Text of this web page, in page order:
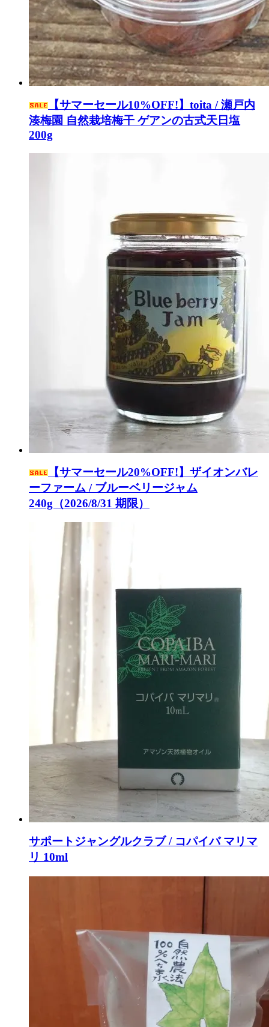
【サマーセール10%OFF!】toita / 瀬戸内
湊梅園 自然栽培梅干 ゲアンの古式天日塩
200g
【サマーセール20%OFF!】ザイオンバレ
ーファーム / ブルーベリージャム
240g（2026/8/31 期限）
サポートジャングルクラブ / コパイバ マリマ
リ 10ml